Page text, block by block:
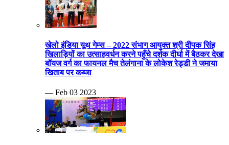
खेलो इंडिया यूथ गेम्स – 2022 संभाग आयुक्त श्री दीपक सिंह
खिलाड़ियों का उत्साहवर्धन करने पहुँचे दर्शक दीर्घा में बैठकर देखा
बॉयज वर्ग का फायनल मैच तेलंगाना के लोकेश रेड्डी ने जमाया
खिताब पर कब्जा
— Feb 03 2023